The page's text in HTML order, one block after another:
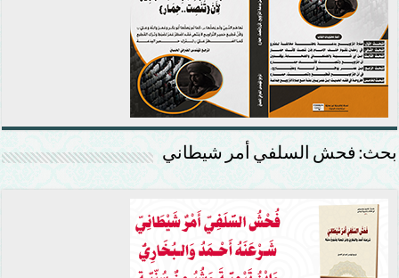
بحث: فحش السلفي أمر شيطاني